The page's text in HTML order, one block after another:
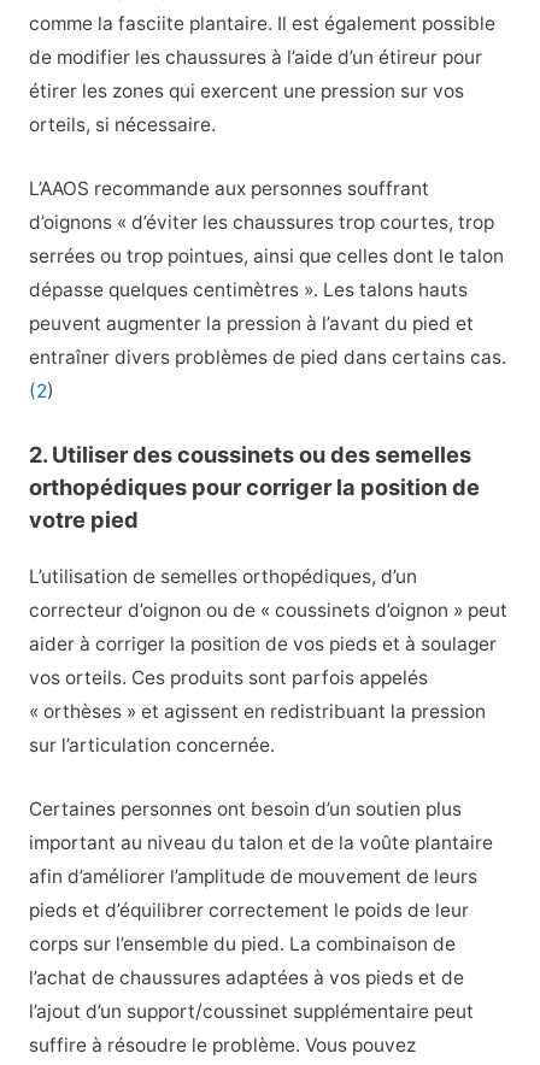
comme la fasciite plantaire. Il est également possible
de modifier les chaussures à l’aide d’un étireur pour
étirer les zones qui exercent une pression sur vos
orteils, si nécessaire.
L’AAOS recommande aux personnes souffrant
d’oignons « d’éviter les chaussures trop courtes, trop
serrées ou trop pointues, ainsi que celles dont le talon
dépasse quelques centimètres ». Les talons hauts
peuvent augmenter la pression à l’avant du pied et
entraîner divers problèmes de pied dans certains cas.
(2)
2. Utiliser des coussinets ou des semelles
orthopédiques pour corriger la position de
votre pied
L’utilisation de semelles orthopédiques, d’un
correcteur d’oignon ou de « coussinets d’oignon » peut
aider à corriger la position de vos pieds et à soulager
vos orteils. Ces produits sont parfois appelés
« orthèses » et agissent en redistribuant la pression
sur l’articulation concernée.
Certaines personnes ont besoin d’un soutien plus
important au niveau du talon et de la voûte plantaire
afin d’améliorer l’amplitude de mouvement de leurs
pieds et d’équilibrer correctement le poids de leur
corps sur l’ensemble du pied. La combinaison de
l’achat de chaussures adaptées à vos pieds et de
l’ajout d’un support/coussinet supplémentaire peut
suffire à résoudre le problème. Vous pouvez